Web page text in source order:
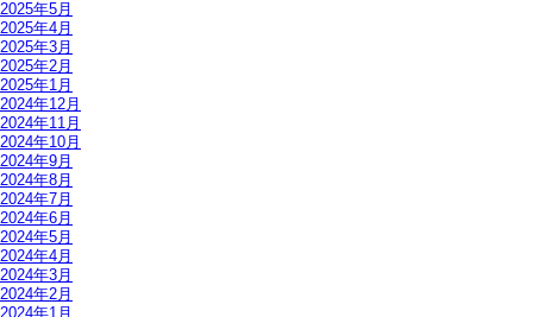
2025年5月
2025年4月
2025年3月
2025年2月
2025年1月
2024年12月
2024年11月
2024年10月
2024年9月
2024年8月
2024年7月
2024年6月
2024年5月
2024年4月
2024年3月
2024年2月
2024年1月